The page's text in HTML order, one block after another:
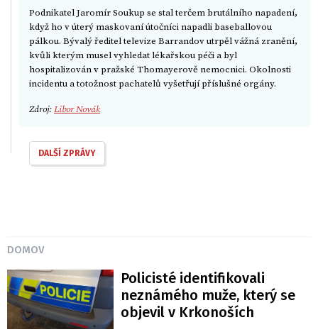
Podnikatel Jaromír Soukup se stal terčem brutálního napadení,
když ho v úterý maskovaní útočníci napadli baseballovou
pálkou. Bývalý ředitel televize Barrandov utrpěl vážná zranění,
kvůli kterým musel vyhledat lékařskou péči a byl
hospitalizován v pražské Thomayerově nemocnici. Okolnosti
incidentu a totožnost pachatelů vyšetřují příslušné orgány.
Zdroj:Libor Novák
DALŠÍ ZPRÁVY
DOMOV
Policisté identifikovali
neznámého muže, který se
objevil v Krkonoších